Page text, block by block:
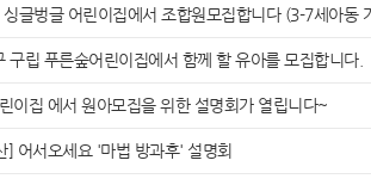
글벙글 어린이집에서 조합원모집합니다 (3-7세아동
구립 푸른숲어린이집에서 함께 할 유아를 모집합니다.
이집 에서 원아모집을 위한 설명회가 열립니다~
] 어서오세요 '마법 방과후' 설명회